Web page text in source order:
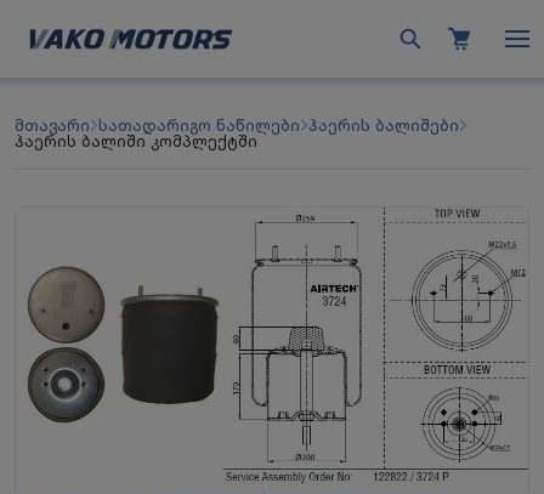
მთავარი სათადარიგო ნაწილები ჰაერის ბალიშები
ჰაერის ბალიში კომპლექტში